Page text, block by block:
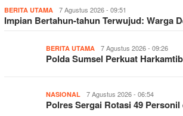
BERITA UTAMA 7 Agustus 2026 - 09:51
Impian Bertahun-tahun Terwujud: Warga
BERITA UTAMA 7 Agustus 2026 - 09:26
Polda Sumsel Perkuat
NASIONAL 7 Agustus 2026 - 06:54
Polres Sergai Rotasi 49